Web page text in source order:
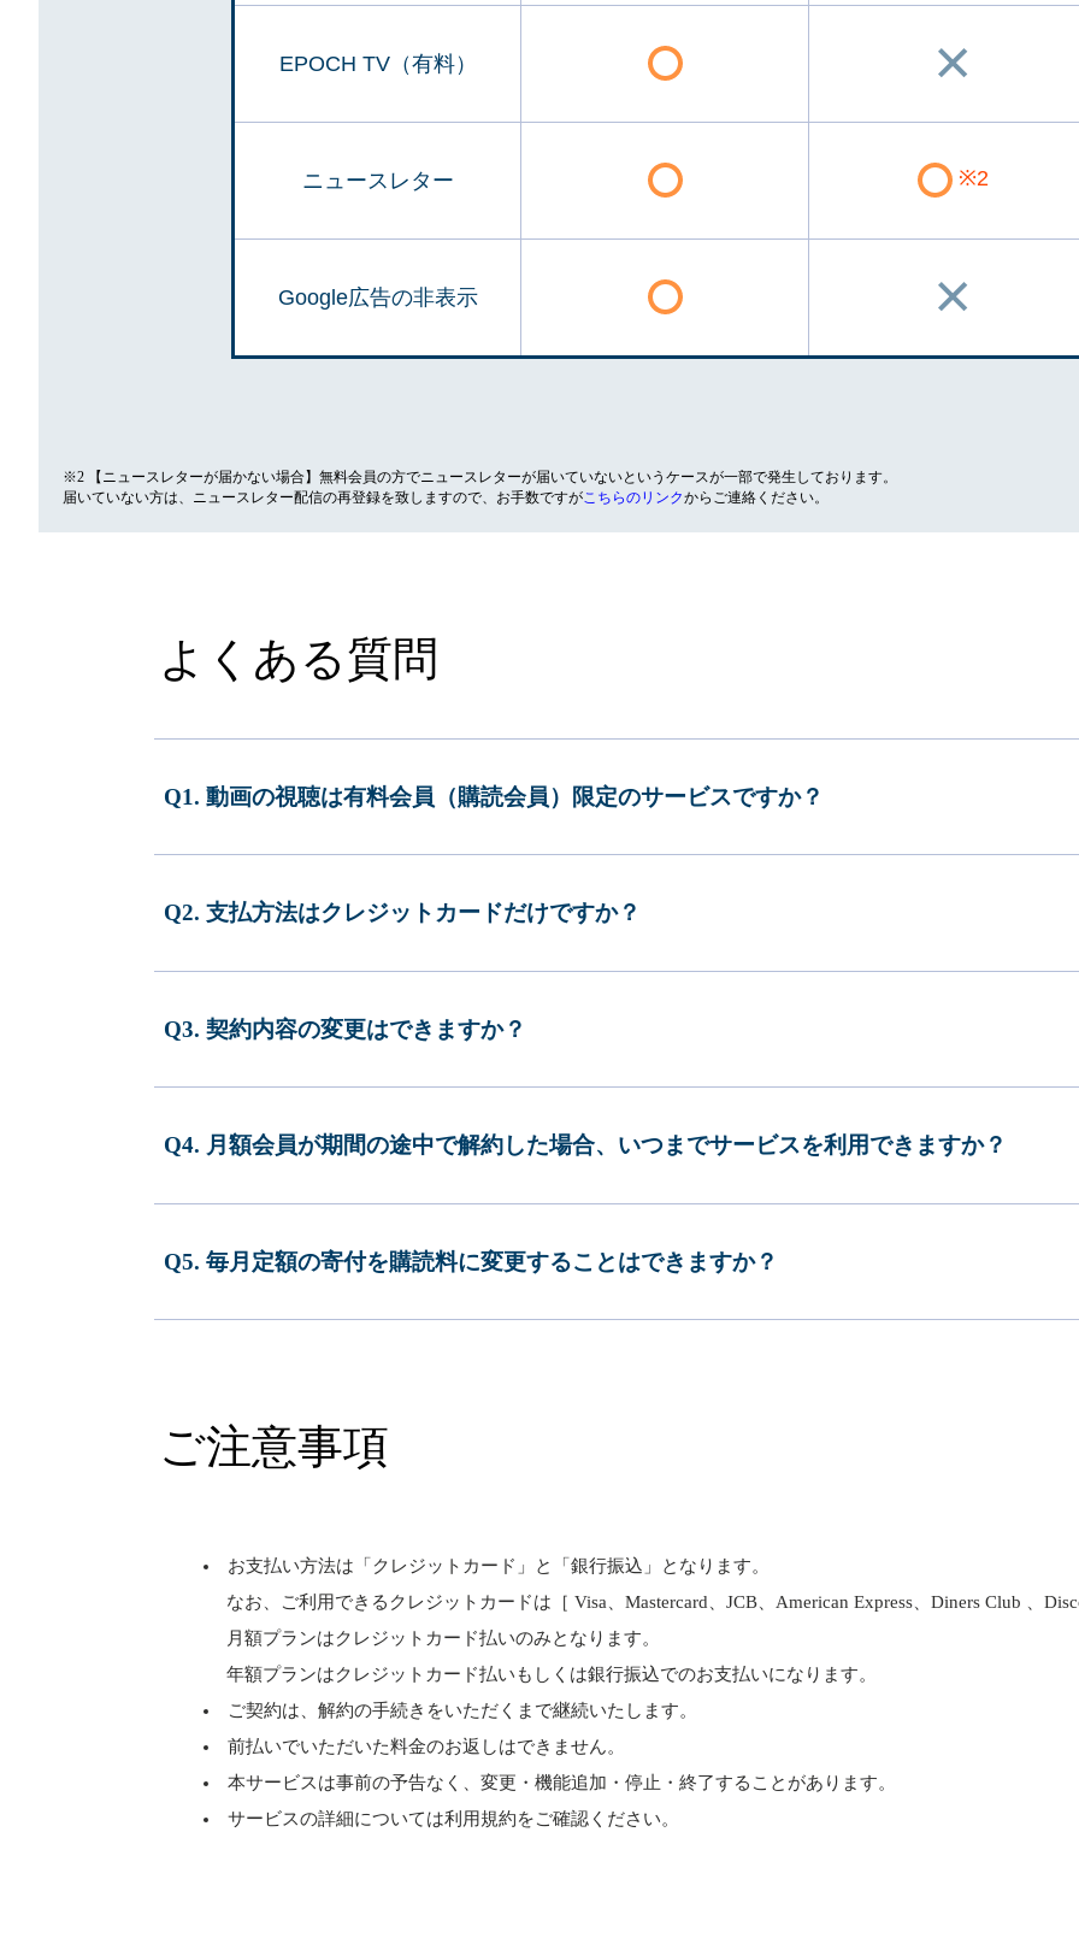
EPOCH TV（有料）
ニュースレター ※2
Google広告の非表示
※2 【ニュースレターが届かない場合】無料会員の方でニュースレターが届いていないというケースが一部で発生しております。
届いていない方は、ニュースレター配信の再登録を致しますので、お手数ですがこちらのリンクからご連絡ください。
よくある質問
Q1. 動画の視聴は有料会員（購読会員）限定のサービスですか？
Q2. 支払方法はクレジットカードだけですか？
Q3. 契約内容の変更はできますか？
Q4. 月額会員が期間の途中で解約した場合、いつまでサービスを利用できますか？
Q5. 毎月定額の寄付を購読料に変更することはできますか？
ご注意事項
お支払い方法は「クレジットカード」と「銀行振込」となります。
なお、ご利用できるクレジットカードは［ Visa、Mastercard、JCB、American Express、Diners Club 、
月額プランはクレジットカード払いのみとなります。
年額プランはクレジットカード払いもしくは銀行振込でのお支払いになります。
ご契約は、解約の手続きをいただくまで継続いたします。
前払いでいただいた料金のお返しはできません。
本サービスは事前の予告なく、変更・機能追加・停止・終了することがあります。
サービスの詳細については利用規約をご確認ください。